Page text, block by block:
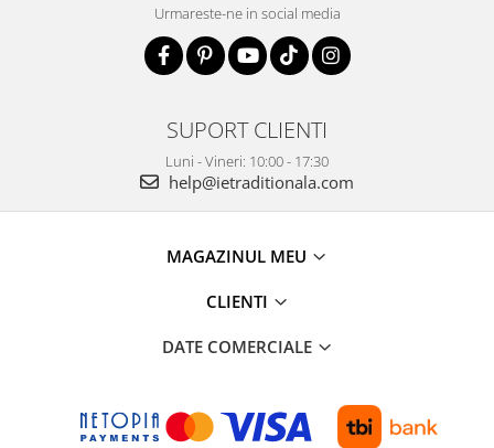
Urmareste-ne in social media
SUPORT CLIENTI
Luni - Vineri: 10:00 - 17:30
help@ietraditionala.com
MAGAZINUL MEU
CLIENTI
DATE COMERCIALE